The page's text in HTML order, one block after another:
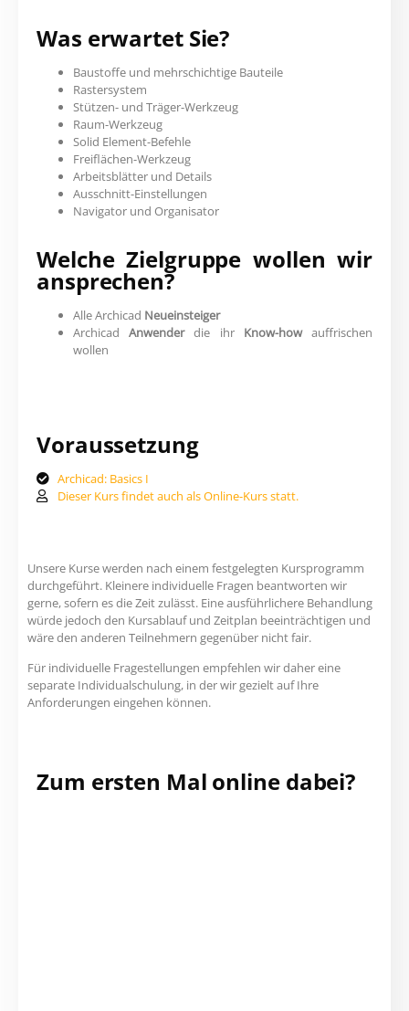
Was erwartet Sie?
Baustoffe und mehrschichtige Bauteile
Rastersystem
Stützen- und Träger-Werkzeug
Raum-Werkzeug
Solid Element-Befehle
Freiflächen-Werkzeug
Arbeitsblätter und Details
Ausschnitt-Einstellungen
Navigator und Organisator
Welche Zielgruppe wollen wir
ansprechen?
Alle Archicad Neueinsteiger
ArchicadAnwenderdie ihr Know-howauffrischen
wollen
Voraussetzung
Archicad: Basics I
Dieser Kurs findet auch als Online-Kurs statt.
Unsere Kurse werden nach einem festgelegten Kursprogramm
durchgeführt. Kleinere individuelle Fragen beantworten wir
gerne, sofern es die Zeit zulässt. Eine ausführlichere Behandlung
würde jedoch den Kursablauf und Zeitplan beeinträchtigen und
wäre den anderen Teilnehmern gegenüber nicht fair.
Für individuelle Fragestellungen empfehlen wir daher eine
separate Individualschulung, in der wir gezielt auf Ihre
Anforderungen eingehen können.
Zum ersten Mal online dabei?